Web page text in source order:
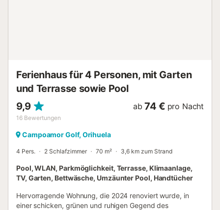
Ferienhaus für 4 Personen, mit Garten
und Terrasse sowie Pool
9,9
16 Bewertungen
ab 74 € pro Nacht
Campoamor Golf, Orihuela
4 Pers. 2 Schlafzimmer 70 m² 3,6 km zum Strand
Pool, WLAN, Parkmöglichkeit, Terrasse, Klimaanlage,
TV, Garten, Bettwäsche, Umzäunter Pool, Handtücher
Hervorragende Wohnung, die 2024 renoviert wurde, in
einer schicken, grünen und ruhigen Gegend des